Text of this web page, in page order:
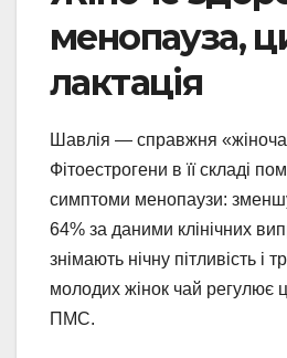
менопауза,
лактація
Шавлія — справжня
Фітоестрогени в її складі
симптоми менопаузи:
64% за даними клінічних
знімають нічну пітливість і
молодих жінок чай регулює
ПМС.